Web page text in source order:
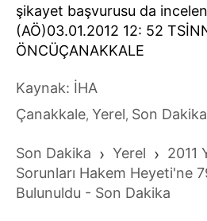
şikayet başvurusu da
(AÖ)03.01.2012 12: 52
ÖNCÜÇANAKKALE
Kaynak: İHA
Çanakkale, Yerel, Son Dakika
Son Dakika › Yerel › 2011
Sorunları Hakem Heyeti'ne
Bulunuldu - Son Dakika